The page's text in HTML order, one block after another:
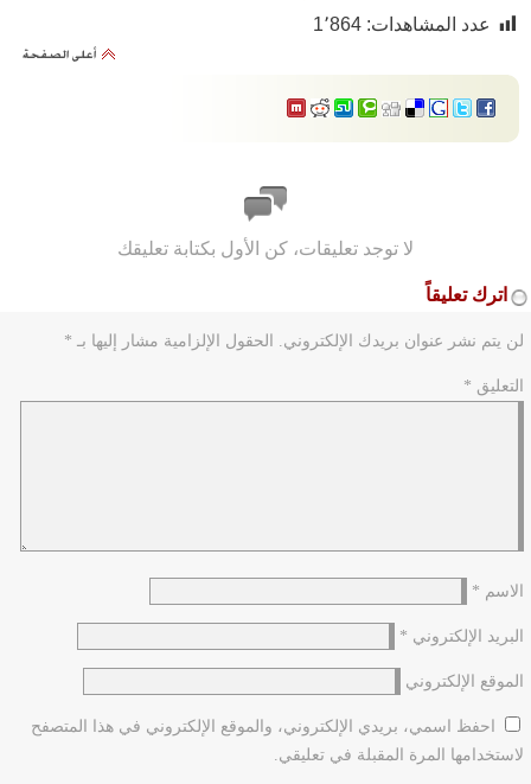
عدد المشاهدات: 1٬864
لا توجد تعليقات، كن الأول بكتابة تعليقك
اترك تعليقاً
لن يتم نشر عنوان بريدك الإلكتروني. الحقول الإلزامية مشار إليها بـ *
التعليق *
الاسم *
البريد الإلكتروني *
الموقع الإلكتروني
احفظ اسمي، بريدي الإلكتروني، والموقع الإلكتروني في هذا المتصفح
لاستخدامها المرة المقبلة في تعليقي.